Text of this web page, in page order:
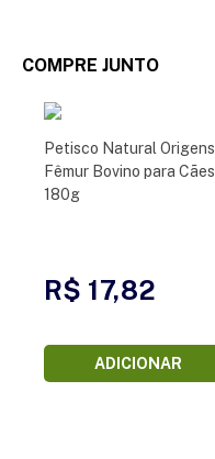
COMPRE JUNTO
Petisco Natural Origens
Fêmur Bovino para Cães
180g
R$ 17,82
ADICIONAR